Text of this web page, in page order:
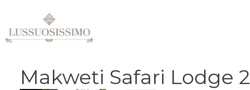
contenuto
Makweti Safari Lodge 2